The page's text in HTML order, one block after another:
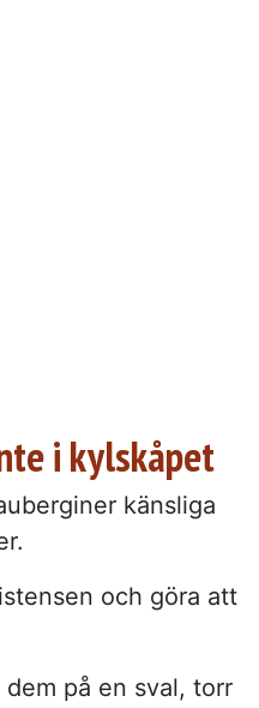
i kylskåpet
känsliga
och göra att
på en sval, torr